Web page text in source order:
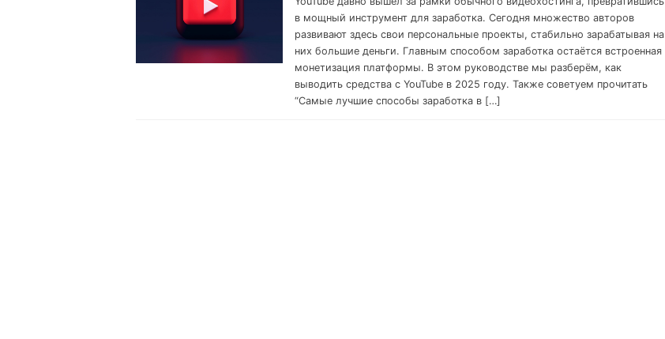
в мощный инструмент для заработка. Сегодня множество авторов
развивают здесь свои персональные проекты, стабильно зарабатывая на
них большие деньги. Главным способом заработка остаётся встроенная
монетизация платформы. В этом руководстве мы разберём, как
выводить средства с YouTube в 2025 году. Также советуем прочитать
“Самые лучшие способы заработка в […]